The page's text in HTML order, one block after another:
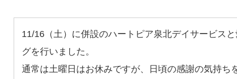
11/16（土）に併設のハートピア泉北デイサービス
グを行いました。
通常は土曜日はお休みですが、日頃の感謝の気持ち